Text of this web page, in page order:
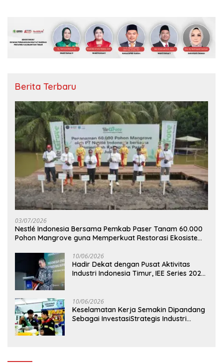
Berita Terbaru
03/07/2026
Nestlé Indonesia Bersama Pemkab Paser Tanam 60.000
Pohon Mangrove guna Memperkuat Restorasi Ekosistem
10/06/2026
Hadir Dekat dengan Pusat Aktivitas
Industri Indonesia Timur, IEE Series 2026
10/06/2026
Keselamatan Kerja Semakin Dipandang
Sebagai InvestasiStrategis Industri